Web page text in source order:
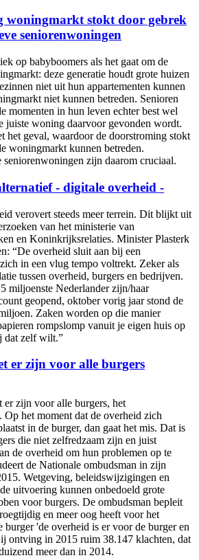
woningmarkt stokt door gebrek
seniorenwoningen
op babyboomers als het gaat om de
deze generatie houdt grote huizen
niet uit hun appartementen kunnen
niet kunnen betreden. Senioren
momenten in hun leven echter best wel
juiste woning daarvoor gevonden wordt.
het geval, waardoor de doorstroming stokt
woningmarkt kunnen betreden.
zijn daarom cruciaal.
- digitale overheid -
verovert steeds meer terrein. Dit blijkt uit
van het ministerie van
en Koninkrijksrelaties. Minister Plasterk
“De overheid sluit aan bij een
in een vlug tempo voltrekt. Zeker als
tussen overheid, burgers en bedrijven.
miljoenste Nederlander zijn/haar
geopend, oktober vorig jaar stond de
Zaken worden op die manier
rompslomp vanuit je eigen huis op
dat zelf wilt.”
er zijn voor alle burgers
er zijn voor alle burgers, het
Op het moment dat de overheid zich
in de burger, dan gaat het mis. Dat is
die niet zelfredzaam zijn en juist
de overheid om hun problemen op te
de Nationale ombudsman in zijn
Wetgeving, beleidswijzigingen en
uitvoering kunnen onbedoeld grote
voor burgers. De ombudsman bepleit
en meer oog heeft voor het
burger 'de overheid is er voor de burger en
ontving in 2015 ruim 38.147 klachten, dat
meer dan in 2014.